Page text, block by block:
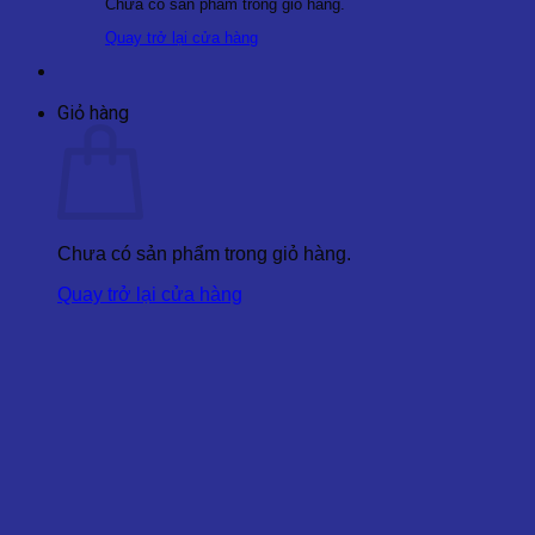
Chưa có sản phẩm trong giỏ hàng.
Quay trở lại cửa hàng
Giỏ hàng
Chưa có sản phẩm trong giỏ hàng.
Quay trở lại cửa hàng